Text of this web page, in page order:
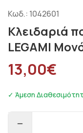
Κωδ.: 1042601
Κλειδαριά
LEGAMI
13,00€
✓ Άμεση